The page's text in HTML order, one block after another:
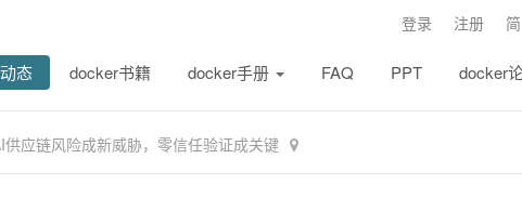
登录 注册 简
态 docker书籍 docker手册 FAQ PPT docker
应链风险成新威胁，零信任验证成关键